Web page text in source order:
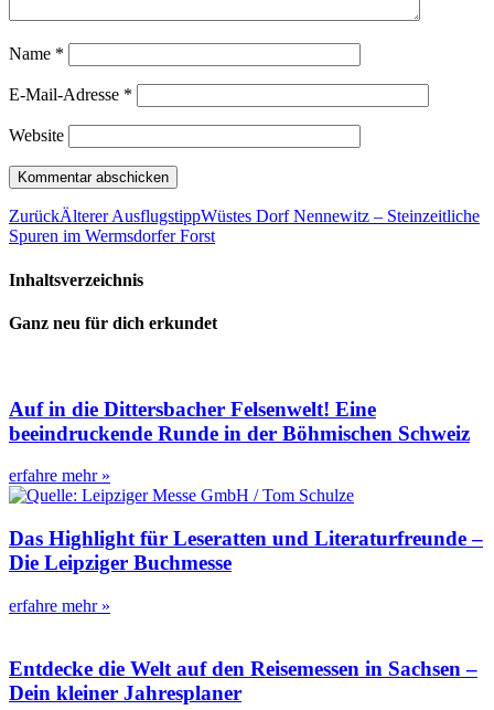
Name *
E-Mail-Adresse *
Website
ZurückÄlterer AusflugstippWüstes Dorf Nennewitz – Steinzeitliche
Spuren im Wermsdorfer Forst
Inhaltsverzeichnis
Ganz neu für dich erkundet
Auf in die Dittersbacher Felsenwelt! Eine
beeindruckende Runde in der Böhmischen Schweiz
erfahre mehr »
Das Highlight für Leseratten und Literaturfreunde –
Die Leipziger Buchmesse
erfahre mehr »
Entdecke die Welt auf den Reisemessen in Sachsen –
Dein kleiner Jahresplaner